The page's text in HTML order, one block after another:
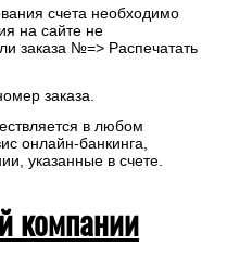
счета необходимо
на сайте не
заказа №=> Распечатать
заказа.
в любом
онлайн-банкинга,
указанные в счете.
компании